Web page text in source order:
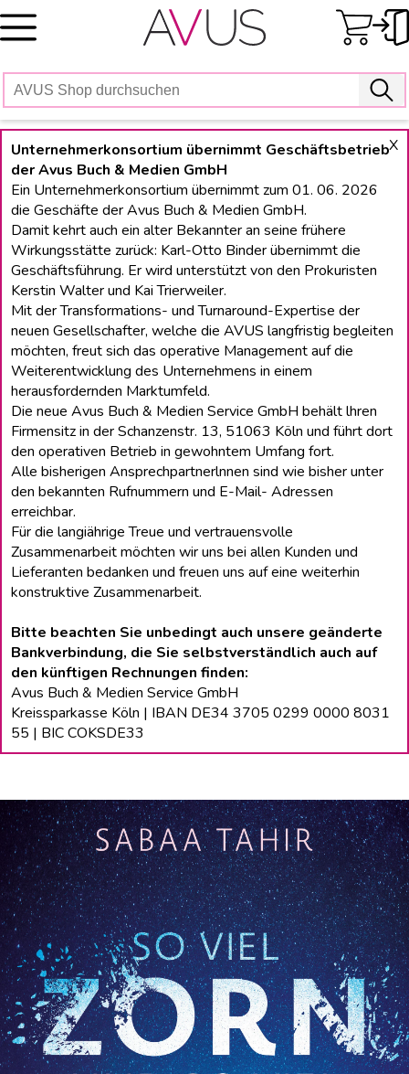
Skip
to
X
Unternehmerkonsortium übernimmt Geschäftsbetrieb
der Avus Buch & Medien GmbH
Ein Unternehmerkonsortium übernimmt zum 01. 06. 2026
die Geschäfte der Avus Buch & Medien GmbH.
Damit kehrt auch ein alter Bekannter an seine frühere
Wirkungsstätte zurück: Karl-Otto Binder übernimmt die
Geschäftsführung. Er wird unterstützt von den Prokuristen
Kerstin Walter und Kai Trierweiler.
Mit der Transformations- und Turnaround-Expertise der
neuen Gesellschafter, welche die AVUS langfristig begleiten
möchten, freut sich das operative Management auf die
Weiterentwicklung des Unternehmens in einem
herausfordernden Marktumfeld.
Die neue Avus Buch & Medien Service GmbH behält lhren
Firmensitz in der Schanzenstr. 13, 51063 Köln und führt dort
den operativen Betrieb in gewohntem Umfang fort.
Alle bisherigen Ansprechpartnerlnnen sind wie bisher unter
den bekannten Rufnummern und E-Mail- Adressen
erreichbar.
Für die langiährige Treue und vertrauensvolle
Zusammenarbeit möchten wir uns bei allen Kunden und
Lieferanten bedanken und freuen uns auf eine weiterhin
konstruktive Zusammenarbeit.
Bitte beachten Sie unbedingt auch unsere geänderte
Bankverbindung, die Sie selbstverständlich auch auf
den künftigen Rechnungen finden:
Avus Buch & Medien Service GmbH
Kreissparkasse Köln | IBAN DE34 3705 0299 0000 8031
55 | BIC COKSDE33